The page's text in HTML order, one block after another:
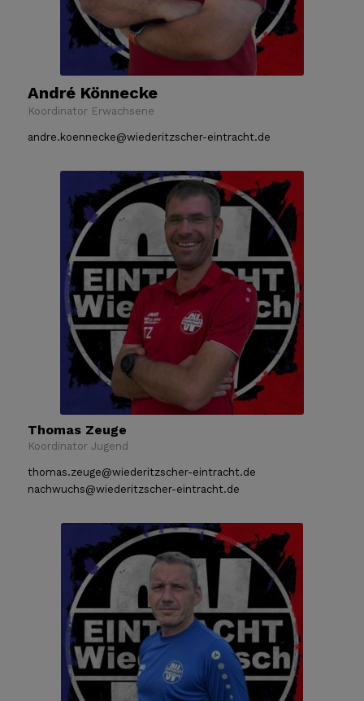
André Könnecke
Koordinator Erwachsene
andre.koennecke@wiederitzscher-eintracht.de
Thomas Zeuge
Koordinator Jugend
thomas.zeuge@wiederitzscher-eintracht.de
nachwuchs@wiederitzscher-eintracht.de